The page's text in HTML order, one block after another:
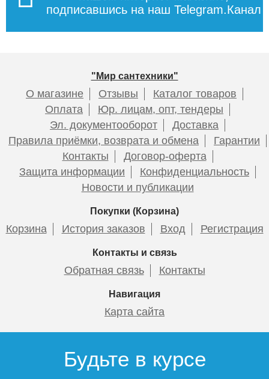
Подробнее Подробнее
Смеситель для раковины
ESKO Sochi SC26 , хром
Подробнее
Смеситель для раковины
ESKO Sochi Gold SC26Gold
Подробнее
Смеситель для раковины
Подробнее Подробнее
Подробнее Подробнее
Смеситель HAIBA HB5518-5
c гигиенической лейкой
Подробнее
Смеситель HAIBA HB5518-7
c гигиенической лейкой
Подробнее
подписавшись на наш Telegram.Канал
"Мир сантехники"
О магазине Отзывы
Каталог товаров
Оплата
Юр. лицам, опт, тендеры
Эл. документооборот
Доставка
Правила приёмки, возврата и обмена
Гарантии
Контакты
Договор-оферта
Защита информации
Конфиденциальность
Новости и публикации
Покупки (Корзина)
Корзина История заказов Вход Регистрация
Контакты и связь
Обратная связь Контакты
Навигация
Карта сайта
Будьте в курсе